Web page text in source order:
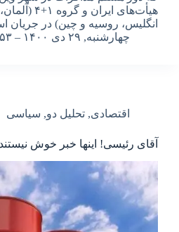
هیأت‌های ایران و
انگلیس، روسیه و چین) در جریان
چهارشنبه, ۲۹ دی ۱۴۰۰ – ۲۱:۵۳
اقتصادی, تحلیل دو, سیاسی
آقای رئیسی! اینها خبر خوش نیستند